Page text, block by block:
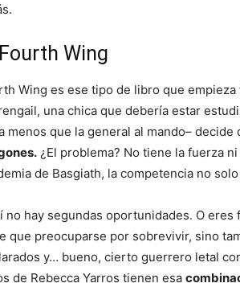
Wing
Wing es ese tipo de libro que
una chica que debería estar
menos que la general al mando– decide
¿El problema? No tiene la fuerza
de Basgiath, la competencia no
no hay segundas oportunidades. O
que preocuparse por sobrevivir, sino
y… bueno, cierto guerrero letal
de Rebecca Yarros tienen esa